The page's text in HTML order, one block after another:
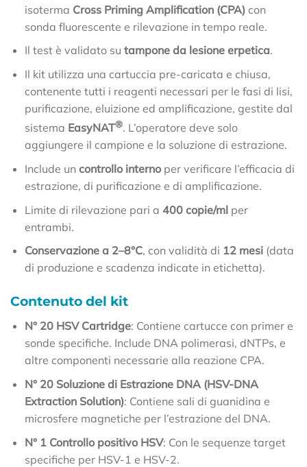
isoterma Cross Priming Amplification (CPA)con
sonda fluorescente e rilevazione in tempo reale.
Il test è validato su tampone da lesione erpetica.
Il kit utilizza una cartuccia pre-caricata e chiusa,
contenente tutti i reagenti necessari per le fasi di lisi,
purificazione, eluizione ed amplificazione, gestite dal
sistema EasyNAT®. L’operatore deve solo
aggiungere il campione e la soluzione di estrazione.
Include un controllo internoper verificare l’efficacia di
estrazione, di purificazione e di amplificazione.
Limite di rilevazione pari a 400 copie/ml per
entrambi.
Conservazione a 2–8°C, con validità di 12 mesi(data
di produzione e scadenza indicate in etichetta).
Contenuto del kit
N° 20 HSV Cartridge: Contiene cartucce con primer e
sonde specifiche. Include DNA polimerasi, dNTPs, e
altre componenti necessarie alla reazione CPA.
N° 20 Soluzione di Estrazione DNA (HSV-DNA
Extraction Solution): Contiene sali di guanidina e
microsfere magnetiche per l’estrazione del DNA.
N° 1 Controllo positivo HSV: Con le sequenze target
specifiche per HSV-1 e HSV-2.